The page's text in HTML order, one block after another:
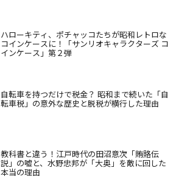
ハローキティ、ポチャッコたちが昭和レトロな
コインケースに！「サンリオキャラクターズ コ
インケース」第２弾
自転車を持つだけで税金？ 昭和まで続いた「自
転車税」の意外な歴史と脱税が横行した理由
教科書と違う！江戸時代の田沼意次「賄賂伝
説」の嘘と、水野忠邦が「大奥」を敵に回した
本当の理由